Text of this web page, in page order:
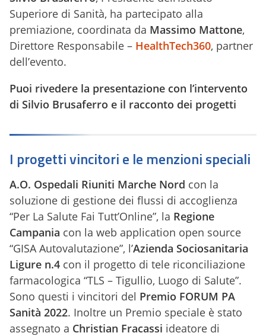
Superiore di Sanità, ha partecipato alla
premiazione, coordinata da Massimo Mattone,
Direttore Responsabile – HealthTech360, partner
dell’evento.
Puoi rivedere la presentazione con l’intervento
di Silvio Brusaferro e il racconto dei progetti
I progetti vincitori e le menzioni speciali
A.O. Ospedali Riuniti Marche Nord con la
soluzione di gestione dei flussi di accoglienza
“Per La Salute Fai Tutt’Online”, la Regione
Campania con la web application open source
“GISA Autovalutazione”, l’Azienda Sociosanitaria
Ligure n.4 con il progetto di tele riconciliazione
farmacologica “TLS – Tigullio, Luogo di Salute”.
Sono questi i vincitori del Premio FORUM PA
Sanità 2022. Inoltre un Premio speciale è stato
assegnato a Christian Fracassi ideatore di